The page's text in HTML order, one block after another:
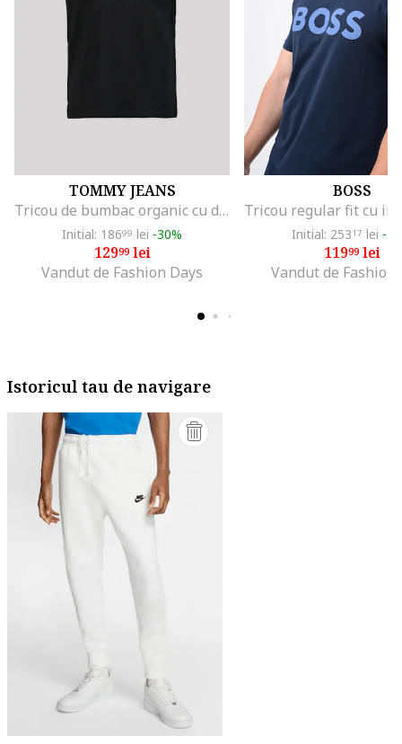
TOMMY JEANS
Tricou de bumbac organic cu decolteu la baza gatului, Negru
Initial: 18699 lei -30%
12999lei
Vandut de Fashion Days
BOSS
Initial: 25317 lei -
11999lei
Vandut de Fashion
Istoricul tau de navigare